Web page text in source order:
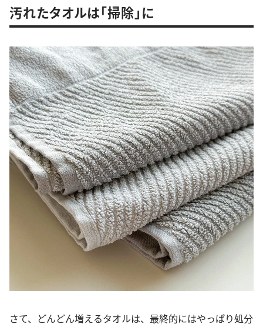
汚れたタオルは「掃除」に
さて、どんどん増えるタオルは、最終的にはやっぱり処分